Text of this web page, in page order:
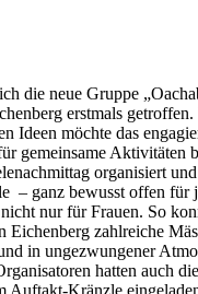
die neue Gruppe
erstmals
Ideen möchte das
gemeinsame Aktivitäten
organisiert
– ganz bewusst offen für
nur für Frauen. So
Eichenberg zahlreiche
in ungezwungener
hatten auch
Auftakt-Kränzle